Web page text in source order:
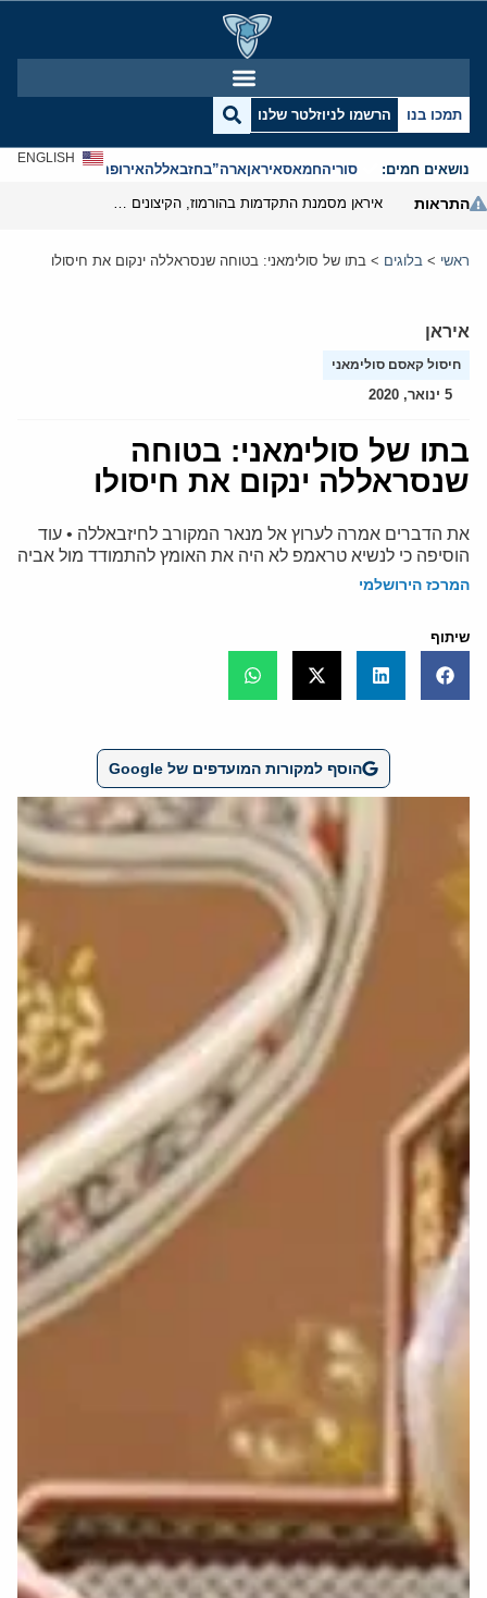
תמכו בנו הרשמו לניוזלטר שלנו
נושאים חמים: סוריהחמאסאיראןארה”בחזבאללהאירופהאנטישמיות
ENGLISH
התראות
ראשי > בלוגים > בתו של סולימאני: בטוחה שנסראללה ינקום את חיסולו
איראן
חיסול קאסם סולימאני
5 ינואר, 2020
בתו של סולימאני: בטוחה
שנסראללה ינקום את חיסולו
את הדברים אמרה לערוץ אל מנאר המקורב לחיזבאללה • עוד
הוסיפה כי לנשיא טראמפ לא היה את האומץ להתמודד מול אביה
המרכז הירושלמי
שיתוף
הוסף למקורות המועדפים של Google